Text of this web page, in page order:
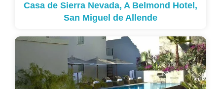
Casa de Sierra Nevada, A Belmond Hotel,
San Miguel de Allende